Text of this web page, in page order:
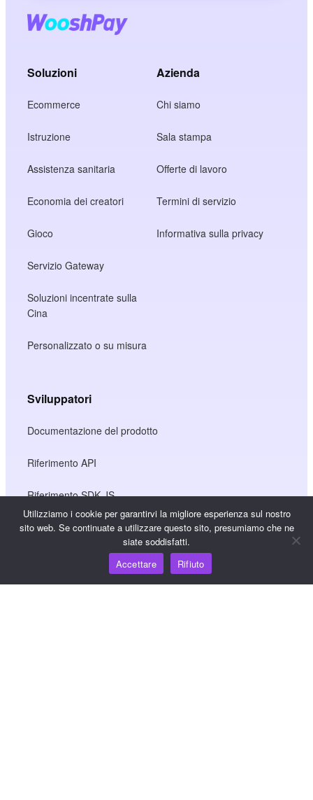
Soluzioni
Ecommerce
Istruzione
Assistenza sanitaria
Economia dei creatori
Gioco
Servizio Gateway
Soluzioni incentrate sulla
Cina
Personalizzato o su misura
Azienda
Chi siamo
Sala stampa
Offerte di lavoro
Termini di servizio
Informativa sulla privacy
Sviluppatori
Documentazione del prodotto
Riferimento API
Riferimento SDK JS
Utilizziamo i cookie per garantirvi la migliore esperienza sul nostro
sito web. Se continuate a utilizzare questo sito, presumiamo che ne
siate soddisfatti.
Accettare
Rifiuto